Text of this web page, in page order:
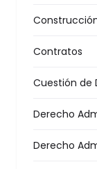
Contratos
Cuestión de
Derecho
Derecho